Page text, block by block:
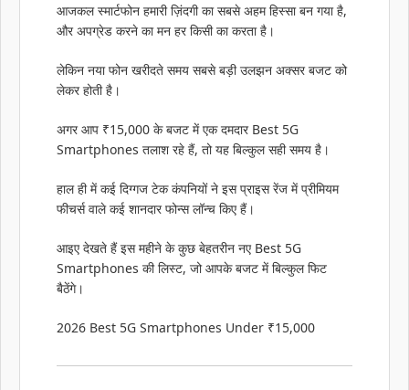
आजकल स्मार्टफोन हमारी ज़िंदगी का सबसे अहम हिस्सा बन गया है,
और अपग्रेड करने का मन हर किसी का करता है।
लेकिन नया फोन खरीदते समय सबसे बड़ी उलझन अक्सर बजट को
लेकर होती है।
अगर आप ₹15,000 के बजट में एक दमदार Best 5G
Smartphones तलाश रहे हैं, तो यह बिल्कुल सही समय है।
हाल ही में कई दिग्गज टेक कंपनियों ने इस प्राइस रेंज में प्रीमियम
फीचर्स वाले कई शानदार फोन्स लॉन्च किए हैं।
आइए देखते हैं इस महीने के कुछ बेहतरीन नए Best 5G
Smartphones की लिस्ट, जो आपके बजट में बिल्कुल फिट
बैठेंगे।
2026 Best 5G Smartphones Under ₹15,000